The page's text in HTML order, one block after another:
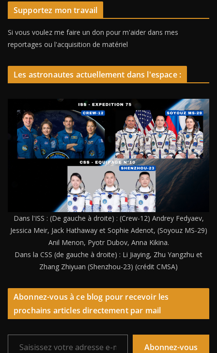
Supportez mon travail
Si vous voulez me faire un don pour m'aider dans mes
reportages ou l'acquisition de matériel
Les astronautes actuellement dans l'espace :
Dans l'ISS : (De gauche à droite) : (Crew-12) Andrey Fedyaev,
Jessica Meir, Jack Hathaway et Sophie Adenot, (Soyouz MS-29)
Anil Menon, Pyotr Dubov, Anna Kikina.
Dans la CSS (de gauche à droite) : Li Jiaying, Zhu Yangzhu et
Zhang Zhiyuan (Shenzhou-23) (crédit CMSA)
Abonnez-vous à ce blog pour recevoir les
prochains articles directement par mail
Saisissez votre adresse e-mail…
Abonnez-vous